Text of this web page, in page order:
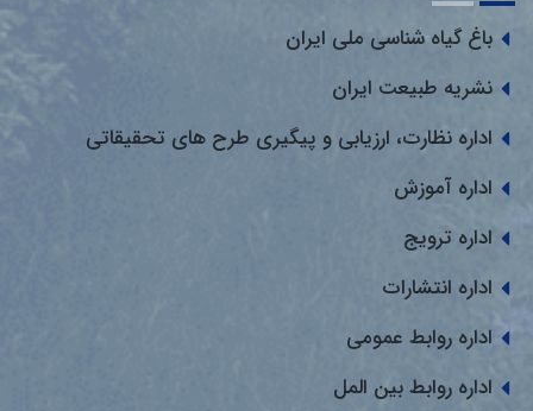
باغ گیاه شناسی ملی ایران
نشریه طبیعت ایران
اداره نظارت، ارزیابی و پیگیری طرح های تحقیقاتی
اداره آموزش
اداره ترویج
اداره انتشارات
اداره روابط عمومی
اداره روابط بین المل